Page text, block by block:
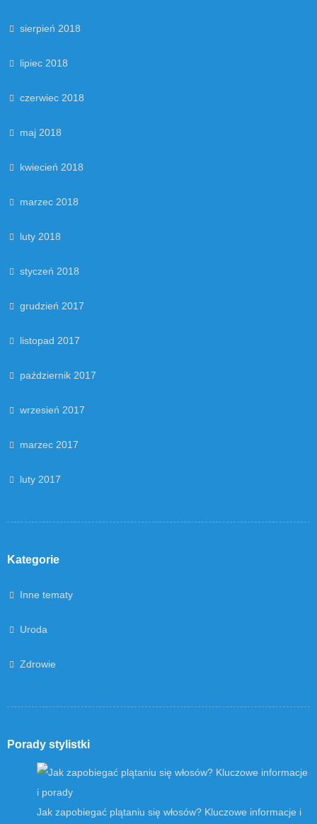
sierpień 2018
lipiec 2018
czerwiec 2018
maj 2018
kwiecień 2018
marzec 2018
luty 2018
styczeń 2018
grudzień 2017
listopad 2017
październik 2017
wrzesień 2017
marzec 2017
luty 2017
Kategorie
Inne tematy
Uroda
Zdrowie
Porady stylistki
Jak zapobiegać plątaniu się włosów? Kluczowe informacje i